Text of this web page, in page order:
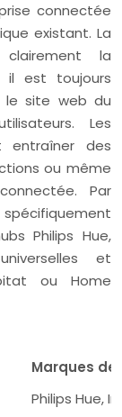
connectée
existant. La
la
il est toujours
le site web du
Les
entraîner des
ou même
Par
Philips Hue,
et
ou Home
Marques
Philips Hue,